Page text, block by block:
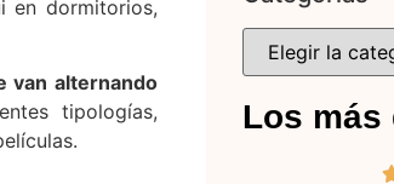
en dormitorios,
van alternando
tipologías,
Los más